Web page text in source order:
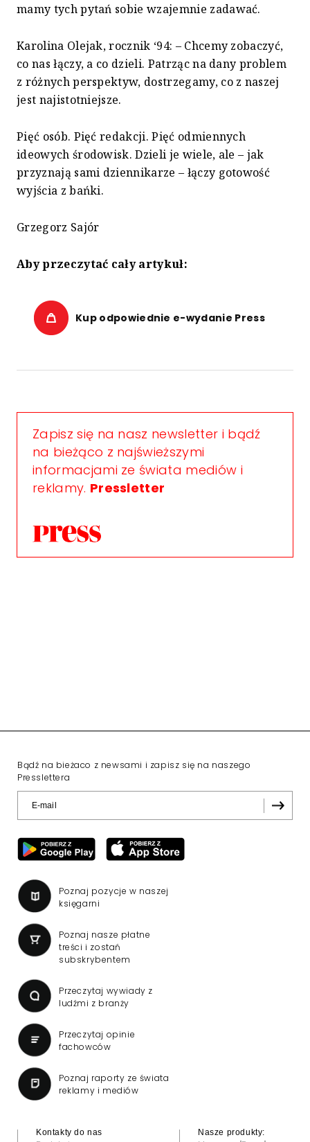
mamy tych pytań sobie wzajemnie zadawać.
Karolina Olejak, rocznik ‘94: – Chcemy zobaczyć,
co nas łączy, a co dzieli. Patrząc na dany problem
z różnych perspektyw, dostrzegamy, co z naszej
jest najistotniejsze.
Pięć osób. Pięć redakcji. Pięć odmiennych
ideowych środowisk. Dzieli je wiele, ale – jak
przyznają sami dziennikarze – łączy gotowość
wyjścia z bańki.
Grzegorz Sajór
Aby przeczytać cały artykuł:
Kup odpowiednie e-wydanie Press
Zapisz się na nasz newsletter i bądź
na bieżąco z najświeższymi
informacjami ze świata mediów i
reklamy. Pressletter
Bądź na bieżaco z newsami i zapisz się na naszego
Presslettera
Poznaj pozycje w naszej
księgarni
Poznaj nasze płatne
treści i zostań
subskrybentem
Przeczytaj wywiady z
ludźmi z branży
Przeczytaj opinie
fachowców
Poznaj raporty ze świata
reklamy i mediów
Kontakty do nas Nasze produkty: